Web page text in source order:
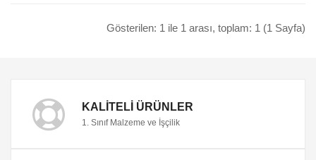
Gösterilen: 1 ile 1 arası, toplam: 1 (1 Sayfa)
KALITELI ÜRÜNLER
1. Sınıf Malzeme ve İşçilik